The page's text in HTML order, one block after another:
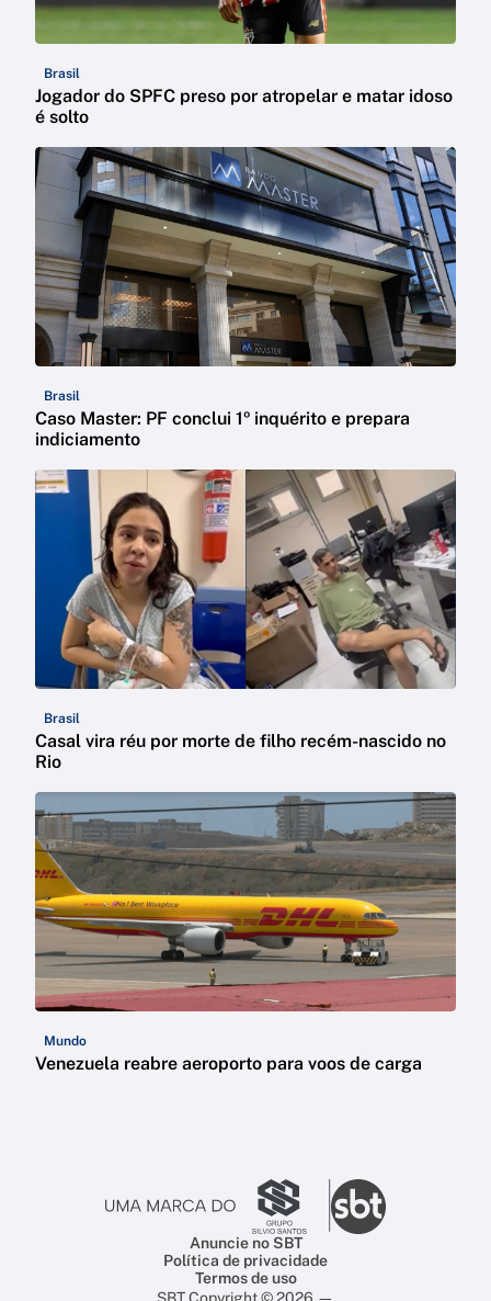
Brasil
Jogador do SPFC preso por atropelar e matar idoso
é solto
Brasil
Caso Master: PF conclui 1º inquérito e prepara
indiciamento
Brasil
Casal vira réu por morte de filho recém-nascido no
Rio
Mundo
Venezuela reabre aeroporto para voos de carga
Anuncie no SBT
Política de privacidade
Termos de uso